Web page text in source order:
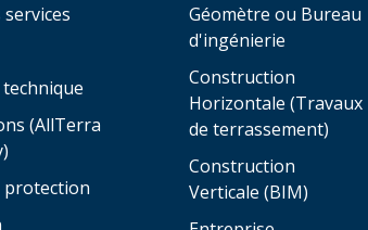
(AllTerra
protection
Géomètre ou Bureau
d'ingénierie
Construction
Horizontale (Travaux
de terrassement)
Construction
Verticale (BIM)